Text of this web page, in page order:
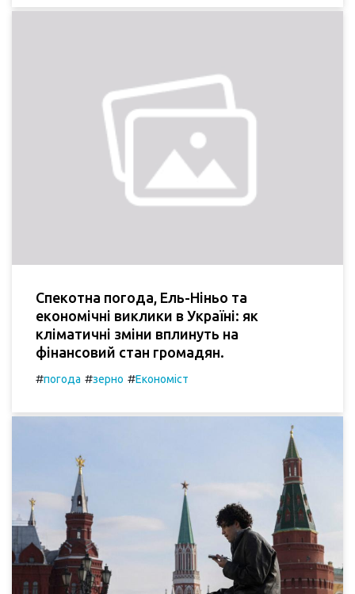
Спекотна погода, Ель-Ніньо та
економічні виклики в Україні: як
кліматичні зміни вплинуть на
фінансовий стан громадян.
#погода #зерно #Економіст